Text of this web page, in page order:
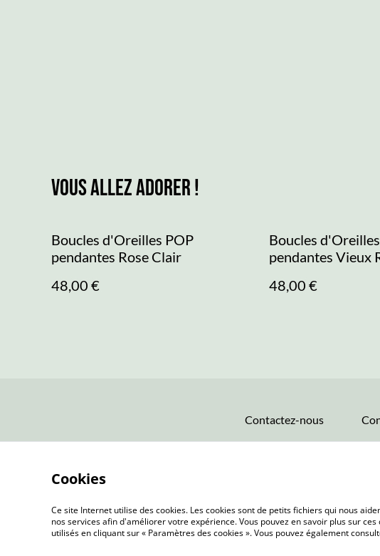
Vous allez adorer !
Boucles d'Oreilles POP
pendantes Rose Clair
48,00 €
Boucles
pendantes Vieux
48,00 €
Contactez-nous
©2026 Les Botanes - Accessoires textiles d'exception,
Cookies
Ce site Internet utilise des cookies. Les cookies sont de petits fichiers qui nous
nos services afin d'améliorer votre expérience. Vous pouvez en savoir plus sur
utilisés en cliquant sur « Paramètres des cookies ». Vous pouvez également